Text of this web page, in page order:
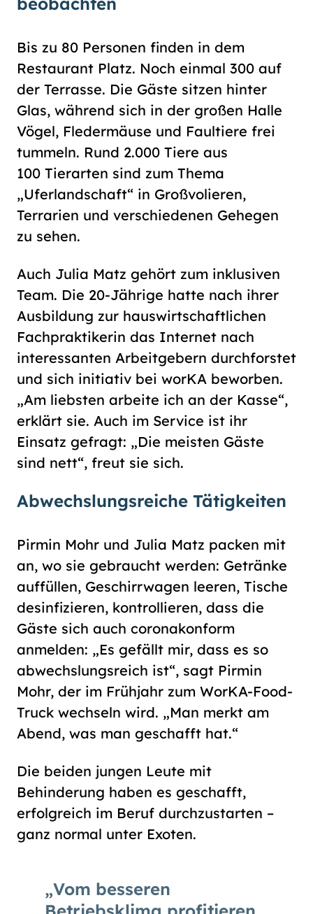
Bis zu 80 Personen finden in dem
Restaurant Platz. Noch einmal 300 auf
der Terrasse. Die Gäste sitzen hinter
Glas, während sich in der großen Halle
Vögel, Fledermäuse und Faultiere frei
tummeln. Rund 2.000 Tiere aus
100 Tierarten sind zum Thema
„Uferlandschaft“ in Großvolieren,
Terrarien und verschiedenen Gehegen
zu sehen.
Auch Julia Matz gehört zum inklusiven
Team. Die 20-Jährige hatte nach ihrer
Ausbildung zur hauswirtschaftlichen
Fachpraktikerin das Internet nach
interessanten Arbeitgebern durchforstet
und sich initiativ bei worKA beworben.
„Am liebsten arbeite ich an der Kasse“,
erklärt sie. Auch im Service ist ihr
Einsatz gefragt: „Die meisten Gäste
sind nett“, freut sie sich.
Abwechslungsreiche Tätigkeiten
Pirmin Mohr und Julia Matz packen mit
an, wo sie gebraucht werden: Getränke
auffüllen, Geschirrwagen leeren, Tische
desinfizieren, kontrollieren, dass die
Gäste sich auch coronakonform
anmelden: „Es gefällt mir, dass es so
abwechslungsreich ist“, sagt Pirmin
Mohr, der im Frühjahr zum WorKA-Food-
Truck wechseln wird. „Man merkt am
Abend, was man geschafft hat.“
Die beiden jungen Leute mit
Behinderung haben es geschafft,
erfolgreich im Beruf durchzustarten –
ganz normal unter Exoten.
Vom besseren